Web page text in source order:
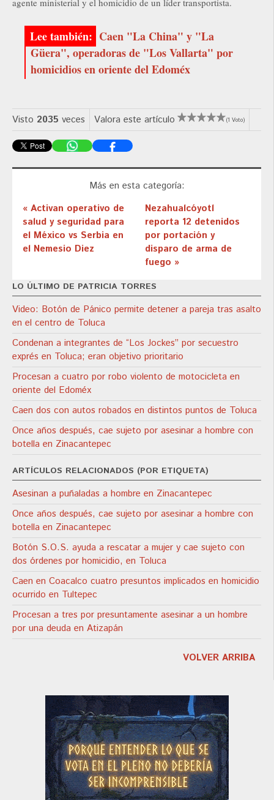
agente ministerial y el homicidio de un líder transportista.
Caen "La China" y "La
Güera", operadoras de "Los Vallarta" por
homicidios en oriente del Edoméx
Visto 2035 veces Valora este artículo (1 Voto)
Más en esta categoría:
« Activan operativo de
salud y seguridad para
el México vs Serbia en
el Nemesio Diez
Nezahualcóyotl
reporta 12 detenidos
por portación y
disparo de arma de
fuego »
LO ÚLTIMO DE PATRICIA TORRES
Video: Botón de Pánico permite detener a pareja tras asalto
en el centro de Toluca
Condenan a integrantes de “Los Jockes” por secuestro
exprés en Toluca; eran objetivo prioritario
Procesan a cuatro por robo violento de motocicleta en
oriente del Edoméx
Caen dos con autos robados en distintos puntos de Toluca
Once años después, cae sujeto por asesinar a hombre con
botella en Zinacantepec
ARTÍCULOS RELACIONADOS (POR ETIQUETA)
Asesinan a puñaladas a hombre en Zinacantepec
Once años después, cae sujeto por asesinar a hombre con
botella en Zinacantepec
Botón S.O.S. ayuda a rescatar a mujer y cae sujeto con
dos órdenes por homicidio, en Toluca
Caen en Coacalco cuatro presuntos implicados en homicidio
ocurrido en Tultepec
Procesan a tres por presuntamente asesinar a un hombre
por una deuda en Atizapán
VOLVER ARRIBA